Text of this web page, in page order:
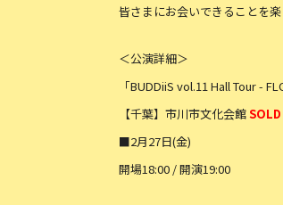
皆さまにお会いできることを
＜公演詳細＞
「BUDDiiS vol.11 Hall Tour -
【千葉】市川市文化会館
■2月27日(金)
開場18:00 / 開演19:00